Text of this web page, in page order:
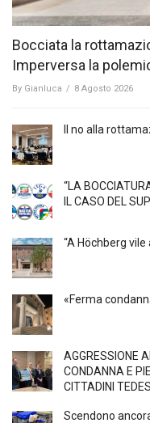
Bocciata la
Imperversa la
By Gianluca / 8 Agosto 2026
Il no alla
“LA
IL CASO DEL
“A Höchberg
«Ferma
AGGRESSIONE
CONDANNA E
CITTADINI
Scendono